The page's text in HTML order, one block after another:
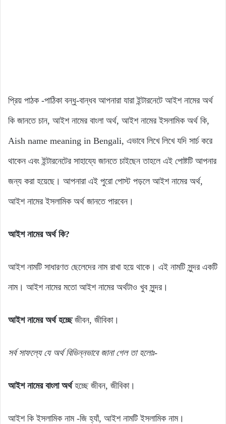
প্রিয় পাঠক -পাঠিকা বন্ধু-বান্ধব আপনারা যারা ইন্টারনেটে আইশ নামের অর্থ
কি জানতে চান, আইশ নামের বাংলা অর্থ, আইশ নামের ইসলামিক অর্থ কি,
Aish name meaning in Bengali, এভাবে লিখে লিখে যদি সার্চ করে
থাকেন এবং ইন্টারনেটের সাহায্যে জানতে চাইছেন তাহলে এই পোষ্টটি আপনার
জন্য করা হয়েছে। আপনারা এই পুরো পোস্ট পড়লে আইশ নামের অর্থ,
আইশ নামের ইসলামিক অর্থ জানতে পারবেন।
আইশ নামের অর্থ কি?
আইশ নামটি সাধারণত ছেলেদের নাম রাখা হয়ে থাকে। এই নামটি সুন্দর একটি
নাম। আইশ নামের মতো আইশ নামের অর্থটাও খুব সুন্দর।
আইশ নামের অর্থ হচ্ছেজীবন, জীবিকা।
সর্ব সাফল্যে যে অর্থ বিভিন্নভাবে জানা গেল তা হলোঃ-
আইশ নামের বাংলা অর্থহচ্ছে জীবন, জীবিকা।
আইশ কি ইসলামিক নাম -জি হ্যাঁ, আইশ নামটি ইসলামিক নাম।